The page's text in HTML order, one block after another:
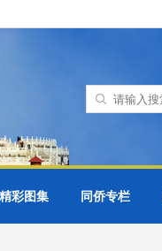
精彩图集 同侨专栏